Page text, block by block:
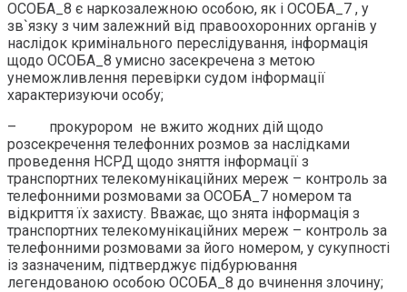
ОСОБА_8 є наркозалежною особою, як і ОСОБА_7 , у
зв`язку з чим залежний від правоохоронних органів у
наслідок кримінального переслідування, інформація
щодо ОСОБА_8 умисно засекречена з метою
унеможливлення перевірки судом інформації
характеризуючи особу;
– прокурором не вжито жодних дій щодо
розсекречення телефонних розмов за наслідками
проведення НСРД щодо зняття інформації з
транспортних телекомунікаційних мереж – контроль за
телефонними розмовами за ОСОБА_7 номером та
відкриття їх захисту. Вважає, що знята інформація з
транспортних телекомунікаційних мереж – контроль за
телефонними розмовами за його номером, у сукупності
із зазначеним, підтверджує підбурювання
легендованою особою ОСОБА_8 до вчинення злочину;